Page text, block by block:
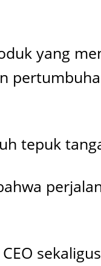
yang
tepuk